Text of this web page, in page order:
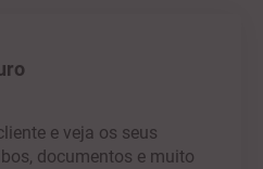
e veja os seus
documentos e muito